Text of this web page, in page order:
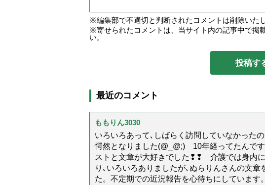
編集部で不適切と判断されたコメントは削除いたし
寄せられたコメントは、当サイト内の記事中で掲
い。
最近のコメント
ももりん3030
いろいろあって､しばらく訪問していなかった
愕然となりました(@_@;) 10年経ってたんで
ストと文章が大好きでした❢❢ 介護では身内
り､いろいろありましたが､ぬらりんさんの文
た。不定期での近況報告を心待ちにしています